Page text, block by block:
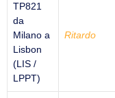
TP821
da
Milano a
Lisbon
(LIS /
LPPT)
Ritardo